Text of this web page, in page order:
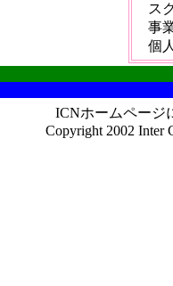
ス
事
個
ICNホームページ
Copyright 2002 Inter